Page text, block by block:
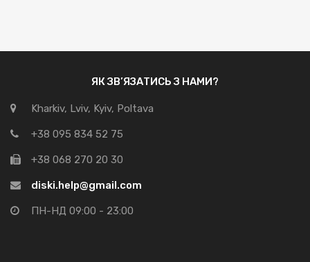
ЯК ЗВ’ЯЗАТИСЬ З НАМИ?
Kharkiv, Lviv, Kyiv, Poltava
+38 095 834 52 75
+38 068 270 20 30
diski.help@gmail.com
ПН-НД 09:00 - 23:00